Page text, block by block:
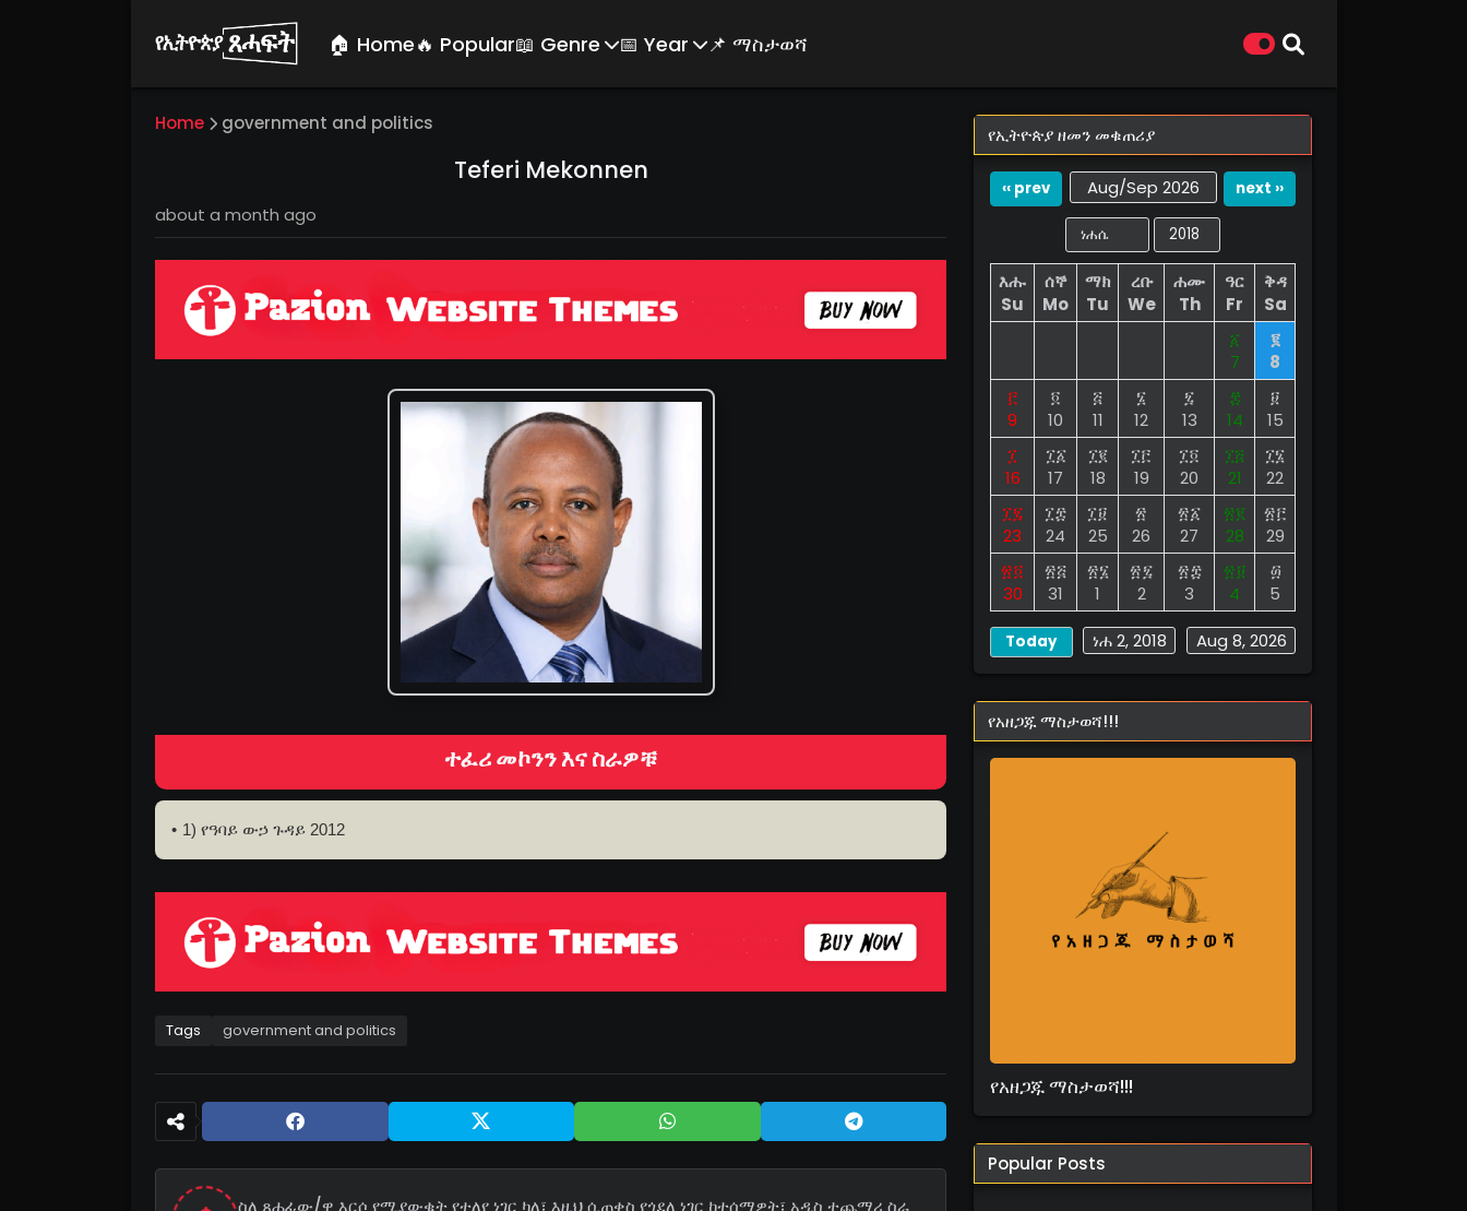
🏠 Home🔥 Popular📖 Genre 📅 Year 📌 ማስታወሻ
Home government and politics
Teferi Mekonnen
about a month ago
ተፈሪ መኮንን እና ስራዎቹ
1) የዓባይ ውኃ ጉዳይ 2012
Tags government and politics
ስለ ጸሐፊው/ዋ እርሶ የሚያውቁት የተለየ ነገር ካለ፣ እዚህ ሲጠቀስ የጎደለ ነገር ከተሰማዎት፣ አዲስ ተጨማሪ ስራ
የኢትዮጵያ ዘመን መቁጠሪያ
‹‹ prev Aug/Sep 2026 next ››
እሑ
Su
ሰኞ
Mo
ማክ
Tu
ረቡ
We
ሐሙ
Th
ዓር
Fr
ቅዳ
Sa
፩
7
፪
8
፫
9
፬
10
፭
11
፮
12
፯
13
፰
14
፱
15
፲
16
፲፩
17
፲፪
18
፲፫
19
፲፬
20
፲፭
21
፲፮
22
፲፯
23
፲፰
24
፲፱
25
፳
26
፳፩
27
፳፪
28
፳፫
29
፳፬
30
፳፭
31
፳፮
1
፳፯
2
፳፰
3
፳፱
4
፴
5
Aug 8, 2026
ነሐ 2, 2018
Today
የአዘጋጁ ማስታወሻ!!!
የአዘጋጁ ማስታወሻ!!!
Popular Posts